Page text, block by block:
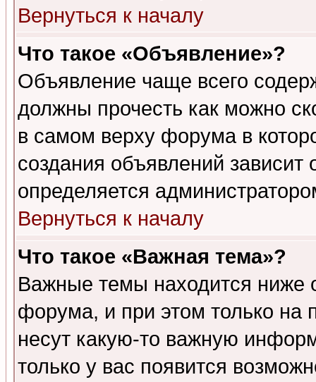
Вернуться к началу
Что такое «Объявление»?
Объявление чаще всего
должны прочесть как можно
в самом верху форума в
создания объявлений зависит
определяется
Вернуться к началу
Что такое «Важная тема»?
Важные темы находится ниже
форума, и при этом только на
несут какую-то важную
только у вас появится